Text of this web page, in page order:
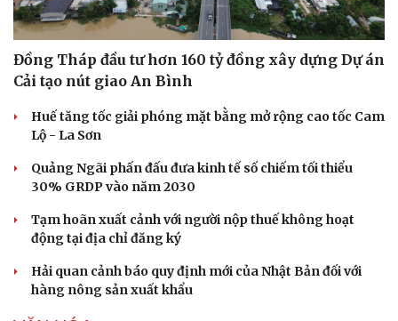
Đồng Tháp đầu tư hơn 160 tỷ đồng xây dựng Dự án
Cải tạo nút giao An Bình
Huế tăng tốc giải phóng mặt bằng mở rộng cao tốc Cam
Lộ - La Sơn
Quảng Ngãi phấn đấu đưa kinh tế số chiếm tối thiểu
30% GRDP vào năm 2030
Tạm hoãn xuất cảnh với người nộp thuế không hoạt
động tại địa chỉ đăng ký
Hải quan cảnh báo quy định mới của Nhật Bản đối với
hàng nông sản xuất khẩu